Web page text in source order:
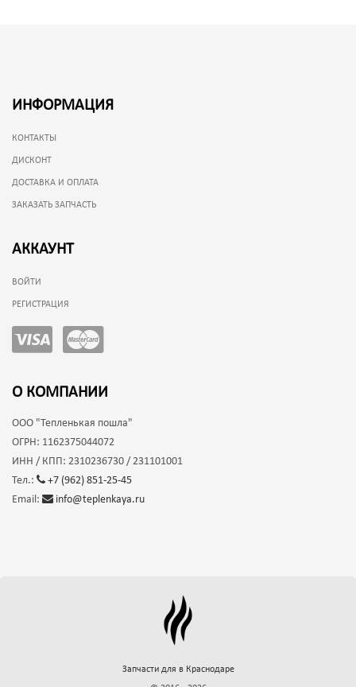
ИНФОРМАЦИЯ
КОНТАКТЫ
ДИСКОНТ
ДОСТАВКА И ОПЛАТА
ЗАКАЗАТЬ ЗАПЧАСТЬ
АККАУНТ
ВОЙТИ
РЕГИСТРАЦИЯ
О КОМПАНИИ
ООО "Тепленькая пошла"
ОГРН: 1162375044072
ИНН / КПП: 2310236730 / 231101001
Тел.:
+7 (962) 851-25-45
Email:
info@teplenkaya.ru
Запчасти для в Краснодаре